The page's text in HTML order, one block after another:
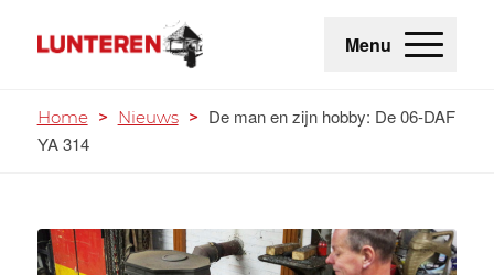
Menu
Home > Nieuws > De man en zijn hobby: De 06-DAF
YA 314